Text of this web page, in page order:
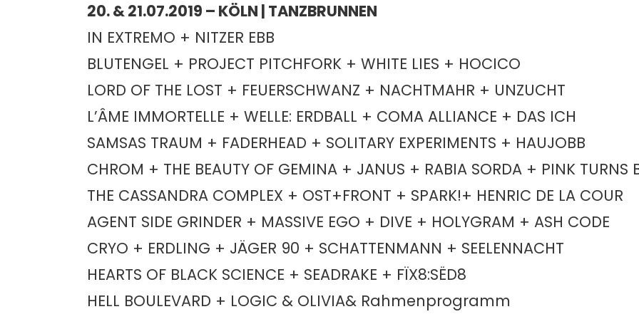
20. & 21.07.2019 – KÖLN | TANZBRUNNEN
IN EXTREMO + NITZER EBB
BLUTENGEL + PROJECT PITCHFORK + WHITE LIES + HOCICO
LORD OF THE LOST + FEUERSCHWANZ + NACHTMAHR + UNZUCHT
L’ÂME IMMORTELLE + WELLE: ERDBALL + COMA ALLIANCE + DAS ICH
SAMSAS TRAUM + FADERHEAD + SOLITARY EXPERIMENTS + HAUJOBB
CHROM + THE BEAUTY OF GEMINA + JANUS + RABIA SORDA + PINK TURNS
THE CASSANDRA COMPLEX + OST+FRONT + SPARK!+ HENRIC DE LA COUR
AGENT SIDE GRINDER + MASSIVE EGO + DIVE + HOLYGRAM + ASH CODE
CRYO + ERDLING + JÄGER 90 + SCHATTENMANN + SEELENNACHT
HEARTS OF BLACK SCIENCE + SEADRAKE + FÏX8:SËD8
HELL BOULEVARD + LOGIC & OLIVIA& Rahmenprogramm